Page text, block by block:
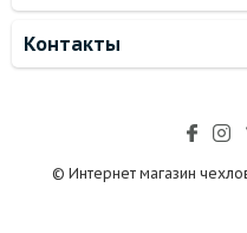
Контакты
© Интернет магазин